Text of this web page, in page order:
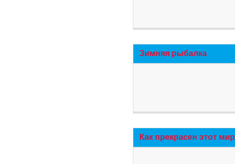
Зимняя рыбалка
Как прекрасен этот мир